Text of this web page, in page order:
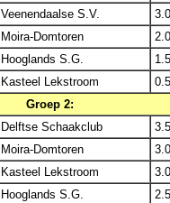
Veenendaalse S.V.
Moira-Domtoren
Hooglands S.G.
Kasteel Lekstroom
Groep 2:
Delftse Schaakclub
Moira-Domtoren
Kasteel Lekstroom
Hooglands S.G.